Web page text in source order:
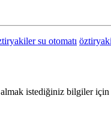
su otomatı
istediğiniz bilgiler için